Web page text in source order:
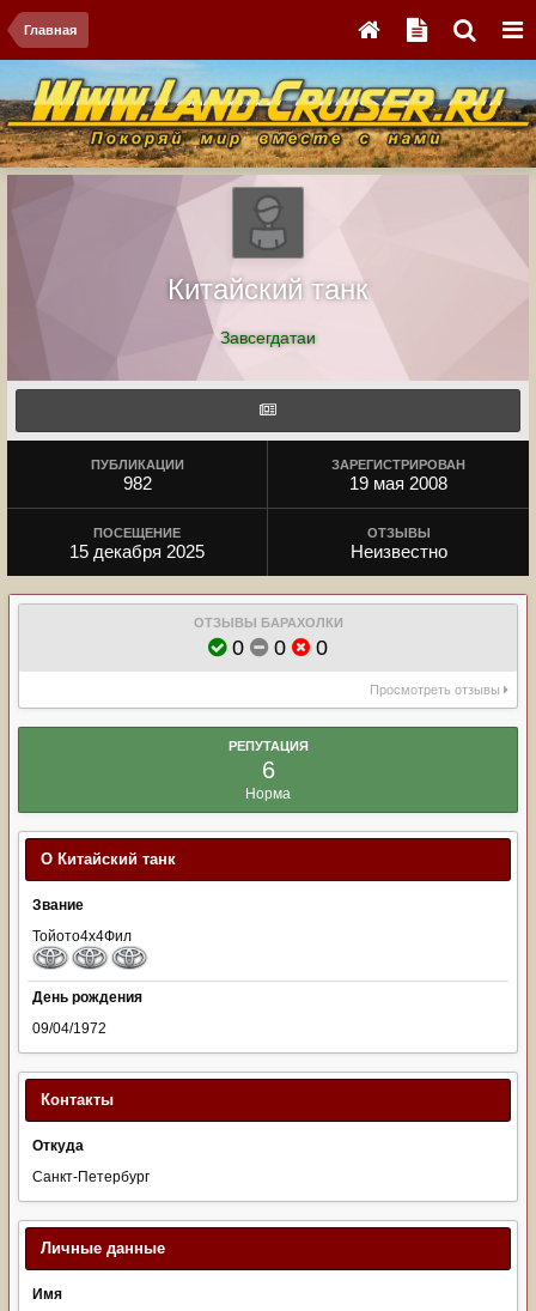
Главная
Китайский танк
Завсегдатаи
ПУБЛИКАЦИИ
982
ЗАРЕГИСТРИРОВАН
19 мая 2008
ПОСЕЩЕНИЕ
15 декабря 2025
ОТЗЫВЫ
Неизвестно
ОТЗЫВЫ БАРАХОЛКИ
0 0 0
Просмотреть отзывы
РЕПУТАЦИЯ
6
Норма
О Китайский танк
Звание
Тойото4х4Фил
День рождения
09/04/1972
Контакты
Откуда
Санкт-Петербург
Личные данные
Имя